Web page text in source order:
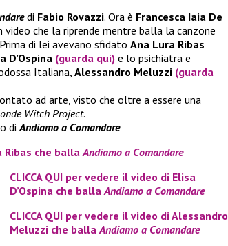
di Fabio Rovazzi. Ora è Francesca Iaia De
video che la riprende mentre balla la canzone
di lei avevano sfidato Ana Lura Ribas
D’Ospina (guarda qui) e lo psichiatra e
Italiana, Alessandro Meluzzi (guarda
ad arte, visto che oltre a essere una
Witch Project.
di Andiamo a Comandare
Ribas che balla Andiamo a Comandare
CLICCA QUI per vedere il video di Elisa
D’Ospina che balla Andiamo a Comandare
CLICCA QUI per vedere il video di Alessandro
Meluzzi che balla Andiamo a Comandare